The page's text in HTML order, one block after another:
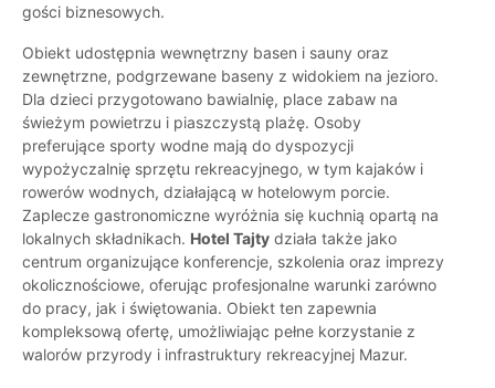
gości biznesowych.
Obiekt udostępnia wewnętrzny basen i sauny oraz
zewnętrzne, podgrzewane baseny z widokiem na jezioro.
Dla dzieci przygotowano bawialnię, place zabaw na
świeżym powietrzu i piaszczystą plażę. Osoby
preferujące sporty wodne mają do dyspozycji
wypożyczalnię sprzętu rekreacyjnego, w tym kajaków i
rowerów wodnych, działającą w hotelowym porcie.
Zaplecze gastronomiczne wyróżnia się kuchnią opartą na
lokalnych składnikach. Hotel Tajty działa także jako
centrum organizujące konferencje, szkolenia oraz imprezy
okolicznościowe, oferując profesjonalne warunki zarówno
do pracy, jak i świętowania. Obiekt ten zapewnia
kompleksową ofertę, umożliwiając pełne korzystanie z
walorów przyrody i infrastruktury rekreacyjnej Mazur.